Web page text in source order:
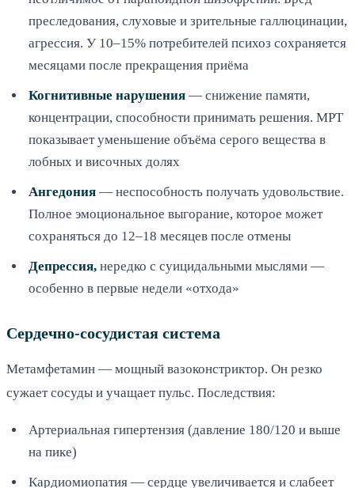
преследования, слуховые и зрительные галлюцинации,
агрессия. У 10–15% потребителей психоз сохраняется
месяцами после прекращения приёма
Когнитивные нарушения — снижение памяти,
концентрации, способности принимать решения. МРТ
показывает уменьшение объёма серого вещества в
лобных и височных долях
Ангедония — неспособность получать удовольствие.
Полное эмоциональное выгорание, которое может
сохраняться до 12–18 месяцев после отмены
Депрессия, нередко с суицидальными мыслями —
особенно в первые недели «отхода»
Сердечно-сосудистая система
Метамфетамин — мощный вазоконстриктор. Он резко
сужает сосуды и учащает пульс. Последствия:
Артериальная гипертензия (давление 180/120 и выше
на пике)
Кардиомиопатия — сердце увеличивается и слабеет